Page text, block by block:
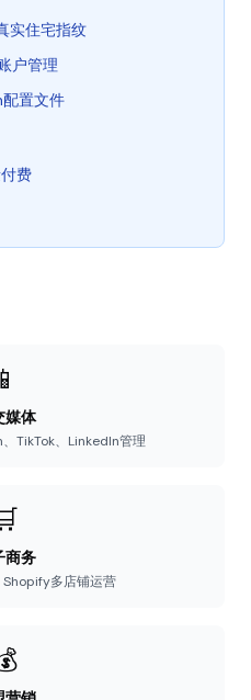
实住宅指纹
户管理
置文件
费
📱
媒体
TikTok、LinkedIn管理
商务
多店铺运营